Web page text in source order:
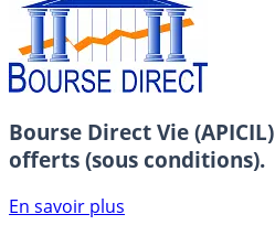
Bourse Direct Vie (APICIL)
offerts (sous conditions).
En savoir plus